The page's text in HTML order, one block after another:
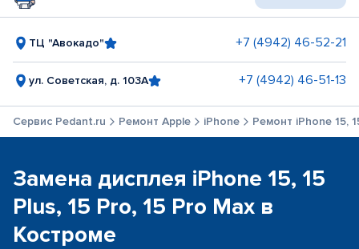
ТЦ "Авокадо" +7 (4942) 46-52-21
ул. Советская, д. 103А +7 (4942) 46-51-13
Сервис Pedant.ru Ремонт Apple iPhone Ремонт iPhone 15,
Замена дисплея iPhone 15, 15
Plus, 15 Pro, 15 Pro Max в
Костроме